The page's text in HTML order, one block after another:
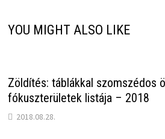
YOU MIGHT ALSO LIKE
Zöldítés: táblákkal szomszédos
fókuszterületek listája – 2018
2018.08.28.